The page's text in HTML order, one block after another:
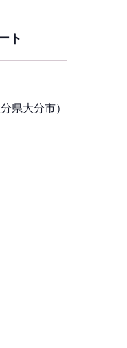
ト
県大分市）